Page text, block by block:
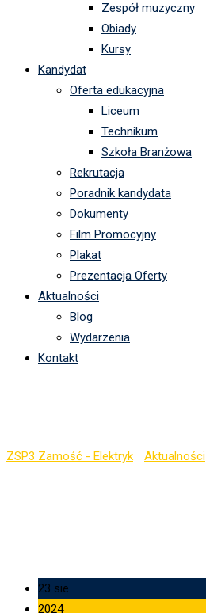
Zespół muzyczny
Obiady
Kursy
Kandydat
Oferta edukacyjna
Liceum
Technikum
Szkoła Branżowa
Rekrutacja
Poradnik kandydata
Dokumenty
Film Promocyjny
Plakat
Prezentacja Oferty
Aktualności
Blog
Wydarzenia
Kontakt
ZSP3 Zamość - Elektryk Aktualności
23 sie
2024